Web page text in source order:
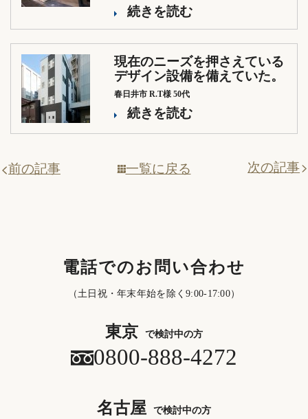
続きを読む
現在のニーズを押さえている
デザイン設備を備えていた。
春日井市 R.T様 50代
続きを読む
前の記事 一覧に戻る 次の記事
電話でのお問い合わせ
（土日祝・年末年始を除く9:00-17:00）
東京 で検討中の方
0800-888-4272
名古屋 で検討中の方